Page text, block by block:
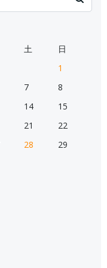
土
日
1
7
8
14
15
21
22
28
29